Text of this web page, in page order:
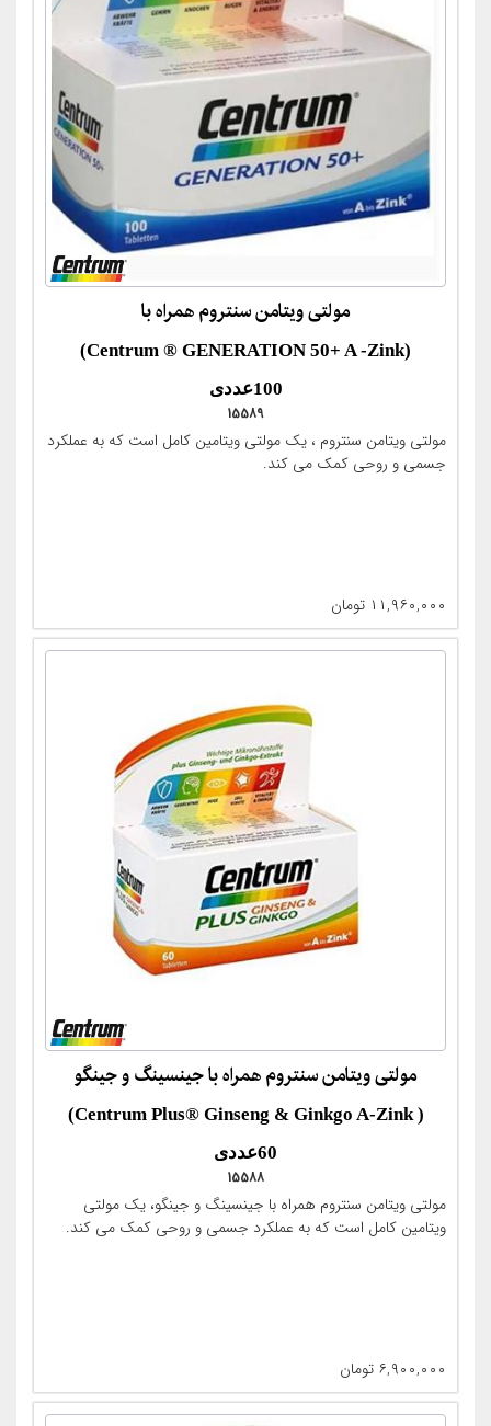
مولتی ویتامن سنتروم همراه با
(Centrum ® GENERATION 50+ A -Zink)
100عددی
15589
مولتی ویتامن سنتروم ، یک مولتی ویتامین کامل است که به عملکرد
جسمی و روحی کمک می کند.
۱۱,۹۶۰,۰۰۰ تومان
مولتی ویتامن سنتروم همراه با جینسینگ و جینگو
( Centrum Plus® Ginseng & Ginkgo A-Zink)
60عددی
15588
مولتی ویتامن سنتروم همراه با جینسینگ و جینگو، یک مولتی
ویتامین کامل است که به عملکرد جسمی و روحی کمک می کند.
۶,۹۰۰,۰۰۰ تومان